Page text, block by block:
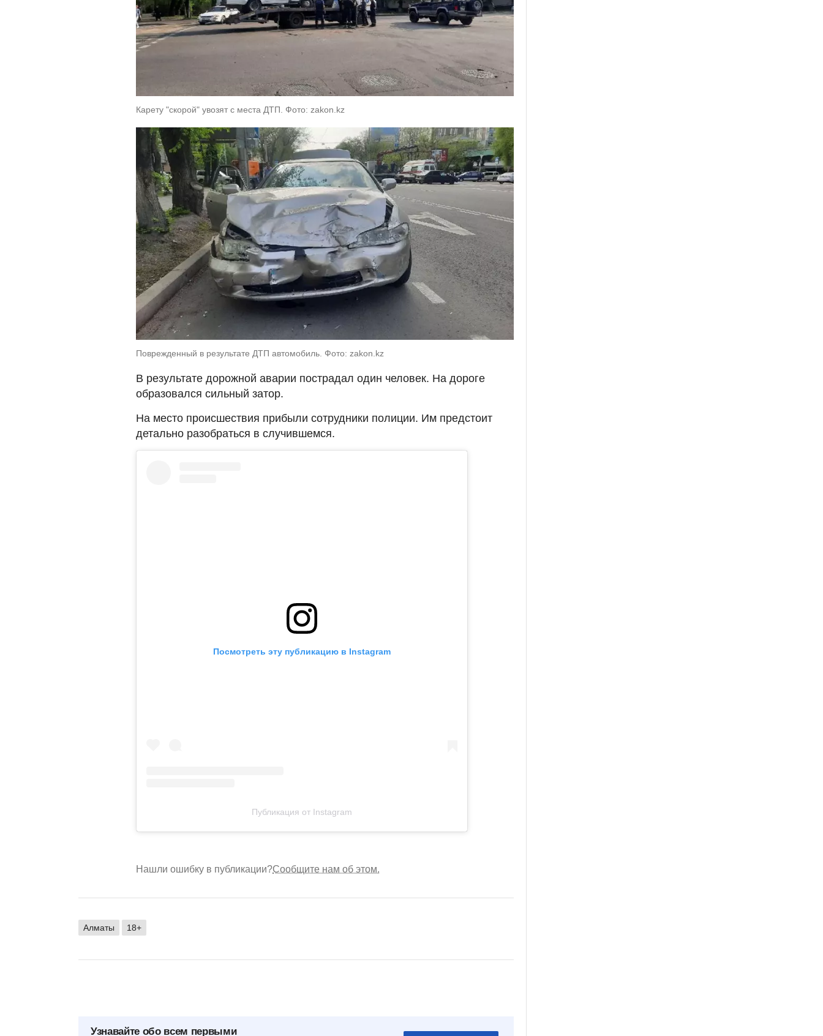
Карету "скорой" увозят с места ДТП. Фото: zakon.kz
Поврежденный в результате ДТП автомобиль. Фото: zakon.kz
В результате дорожной аварии пострадал один человек. На дороге
образовался сильный затор.
На место происшествия прибыли сотрудники полиции. Им предстоит
детально разобраться в случившемся.
Посмотреть эту публикацию в Instagram
Публикация от Instagram
Нашли ошибку в публикации?Сообщите нам об этом.
Алматы 18+
Узнавайте обо всем первыми